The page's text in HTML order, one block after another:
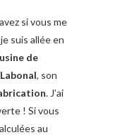
si vous me
suis allée en
de
, son
. J’ai
! Si vous
au